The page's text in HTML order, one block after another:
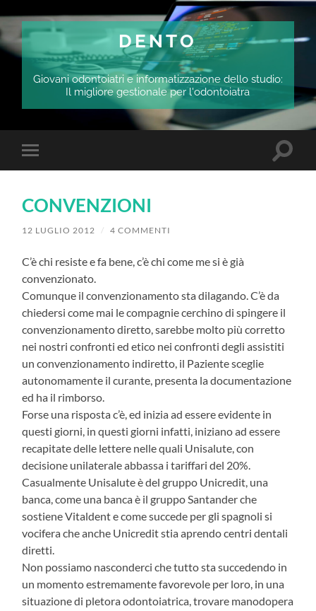
DENTO
Giovani odontoiatri e informatizzazione dello studio:
Il migliore gestionale per l'odontoiatra
Attiva/disattiva
il
dispositivi
CONVENZIONI
12 LUGLIO 2012 / 4 COMMENTI
C’è chi resiste e fa bene, c’è chi come me si è già
convenzionato.
Comunque il convenzionamento sta dilagando. C’è da
chiedersi come mai le compagnie cerchino di spingere il
convenzionamento diretto, sarebbe molto più corretto
nei nostri confronti ed etico nei confronti degli assistiti
un convenzionamento indiretto, il Paziente sceglie
autonomamente il curante, presenta la documentazione
ed ha il rimborso.
Forse una risposta c’è, ed inizia ad essere evidente in
questi giorni, in questi giorni infatti, iniziano ad essere
recapitate delle lettere nelle quali Unisalute, con
decisione unilaterale abbassa i tariffari del 20%.
Casualmente Unisalute è del gruppo Unicredit, una
banca, come una banca è il gruppo Santander che
sostiene Vitaldent e come succede per gli spagnoli si
vocifera che anche Unicredit stia aprendo centri dentali
diretti.
Non possiamo nasconderci che tutto sta succedendo in
un momento estremamente favorevole per loro, in una
situazione di pletora odontoiatrica, trovare manodopera